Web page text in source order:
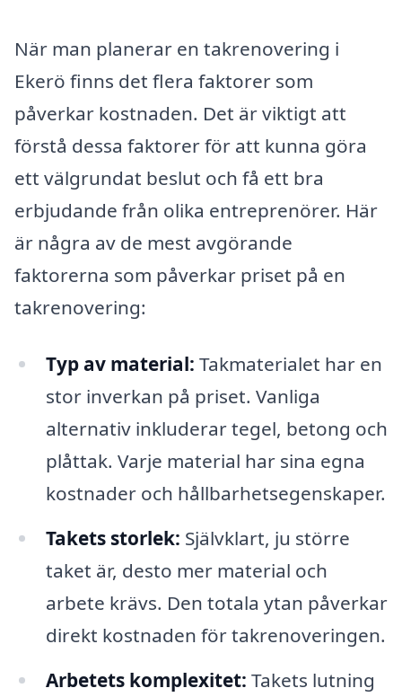
När man planerar en takrenovering i
Ekerö finns det flera faktorer som
påverkar kostnaden. Det är viktigt att
förstå dessa faktorer för att kunna göra
ett välgrundat beslut och få ett bra
erbjudande från olika entreprenörer. Här
är några av de mest avgörande
faktorerna som påverkar priset på en
takrenovering:
Typ av material: Takmaterialet har en
stor inverkan på priset. Vanliga
alternativ inkluderar tegel, betong och
plåttak. Varje material har sina egna
kostnader och hållbarhetsegenskaper.
Takets storlek: Självklart, ju större
taket är, desto mer material och
arbete krävs. Den totala ytan påverkar
direkt kostnaden för takrenoveringen.
Arbetets komplexitet: Takets lutning